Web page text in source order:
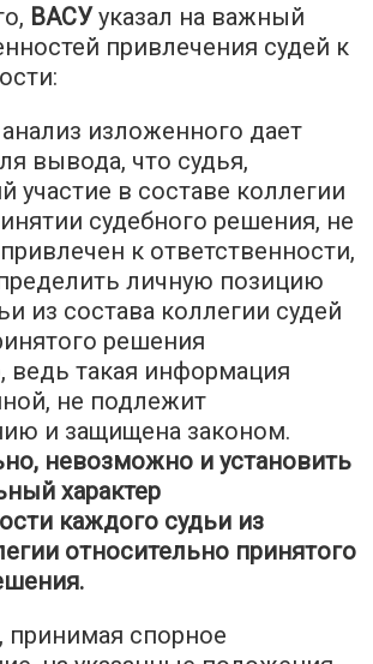
ВАСУуказал на важный
привлечения судей к
изложенного дает
вывода, что судья,
участие в составе коллегии
судебного решения, не
к ответственности,
личную позицию
из состава коллегии судей
решения
ведь такая информация
не подлежит
и защищена законом.
невозможно и установить
характер
каждого судьи из
относительно принятого
принимая спорное